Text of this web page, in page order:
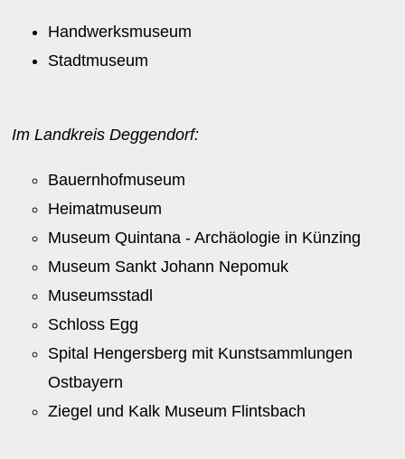
Handwerksmuseum
Stadtmuseum
Im Landkreis Deggendorf:
Bauernhofmuseum
Heimatmuseum
Museum Quintana - Archäologie in Künzing
Museum Sankt Johann Nepomuk
Museumsstadl
Schloss Egg
Spital Hengersberg mit Kunstsammlungen
Ostbayern
Ziegel und Kalk Museum Flintsbach